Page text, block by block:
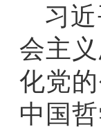
习
会主
化党
中国